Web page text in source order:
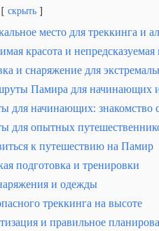
Воды
скрыть
место для треккинга и
красота и непредсказуемая
и снаряжение для
Памира для начинающих
для начинающих: знакомство
для опытных
к путешествию на Памир
подготовка и тренировки
и одежды
треккинга на высоте
и правильное